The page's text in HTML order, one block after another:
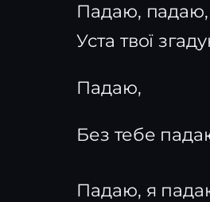
Падаю,
Уста твої
Падаю,
Без тебе
Падаю, я